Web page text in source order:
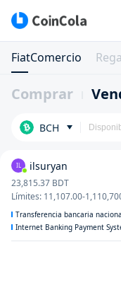
FiatComercio
Comprar
BCH
IL ilsuryan
23,815.37 BDT
Límites: 11,107.00-
Transferencia bancaria
Internet Banking Payment